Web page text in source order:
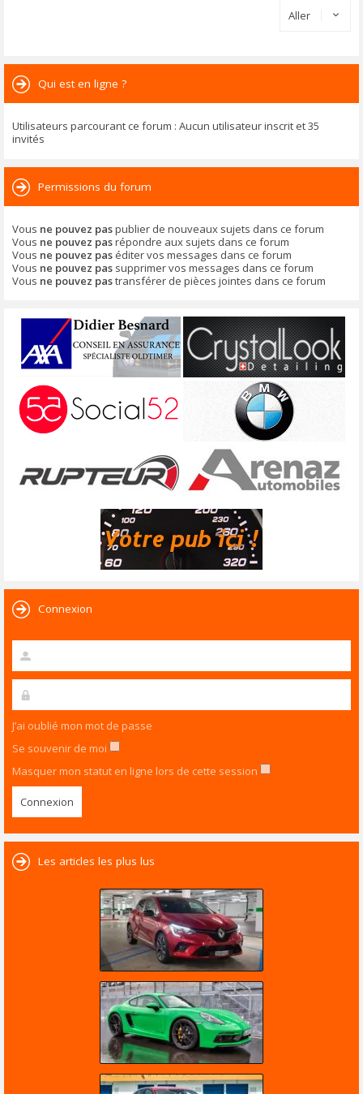
Aller
Qui est en ligne ?
Utilisateurs parcourant ce forum : Aucun utilisateur inscrit et 35
invités
Permissions du forum
Vous ne pouvez paspublier de nouveaux sujets dans ce forum
Vous ne pouvez pasrépondre aux sujets dans ce forum
Vous ne pouvez pas éditer vos messages dans ce forum
Vous ne pouvez pas supprimer vos messages dans ce forum
Vous ne pouvez pastransférer de pièces jointes dans ce forum
Connexion
J’ai oublié mon mot de passe
Se souvenir de moi
Masquer mon statut en ligne lors de cette session
Les articles les plus lus